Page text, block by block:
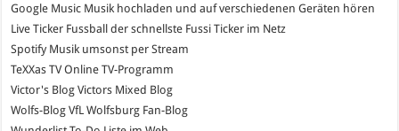
Google Music Musik hochladen und auf verschiedenen Geräten hören
Live Ticker Fussball der schnellste Fussi Ticker im Netz
SpotifyMusik umsonst per Stream
TeXXas TVOnline TV-Programm
Victor's Blog Victors Mixed Blog
Wolfs-Blog VfL Wolfsburg Fan-Blog